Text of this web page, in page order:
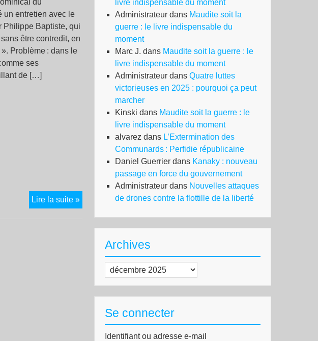
du
un entretien avec le
Philippe Baptiste, qui
être contredit, en
Problème : dans le
ses
de […]
Lire la suite »« La
tribune
ministre
l’enseignement
supérieur :
moment
livre indispensable du moment
Administrateur dans Maudite soit la
guerre : le livre indispensable du
moment
Marc J. dans Maudite soit la guerre : le
livre indispensable du moment
Administrateur dans Quatre luttes
victorieuses en 2025 : pourquoi ça peut
marcher
Kinski dans Maudite soit la guerre : le
livre indispensable du moment
alvarez dans L’Extermination des
Communards : Perfidie républicaine
Daniel Guerrier dans Kanaky : nouveau
passage en force du gouvernement
Administrateur dans Nouvelles attaques
de drones contre la flottille de la liberté
Archives
Archives
Se connecter
Identifiant ou adresse e-mail